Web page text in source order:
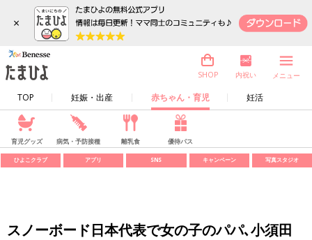
×
TOP 妊娠・出産 赤ちゃん・育児 妊活
SHOP 内祝い メニュー
育児グッズ 病気・予防接種 離乳食 優待パス
ひよこクラブ アプリ SNS キャンペーン 写真スタジオ
スノーボード日本代表で女の子のパパ､小須田